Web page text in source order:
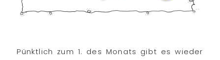
Pünktlich zum 1. des Monats gibt es wieder